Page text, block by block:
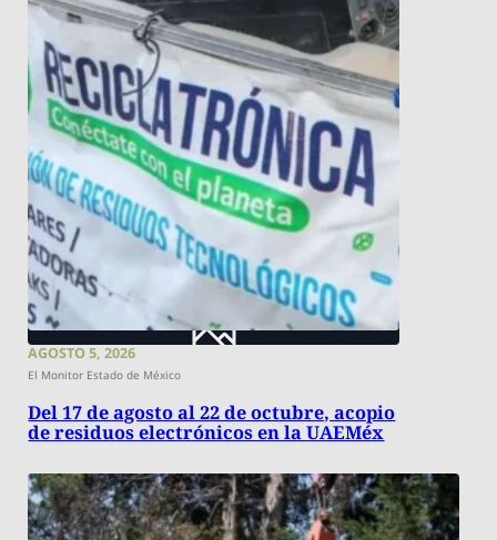
AGOSTO 5, 2026
El Monitor Estado de México
Del 17 de agosto al 22 de octubre, acopio
de residuos electrónicos en la UAEMéx